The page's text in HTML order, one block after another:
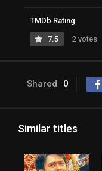
TMDb Rating
7.5 2 votes
Shared 0
Similar titles